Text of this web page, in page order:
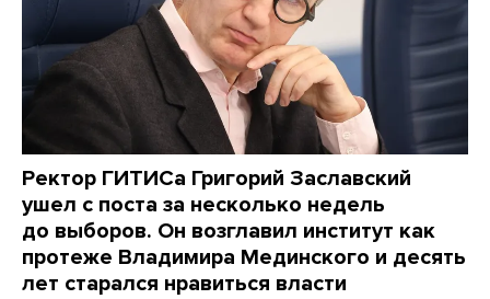
Ректор ГИТИСа Григорий Заславский
ушел с поста за несколько недель
до выборов. Он возглавил институт как
протеже Владимира Мединского и десять
лет старался нравиться власти